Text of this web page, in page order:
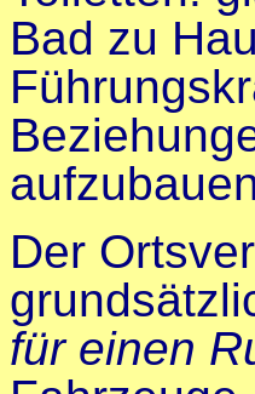
Bad zu
Der
für einen